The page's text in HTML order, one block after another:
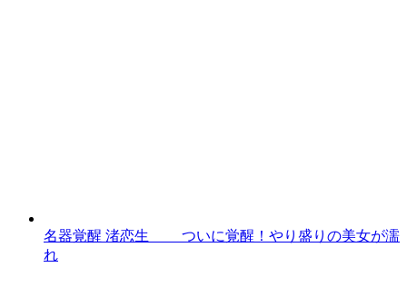
名器覚醒 渚恋生 ついに覚醒！やり盛りの美女が濡
れ